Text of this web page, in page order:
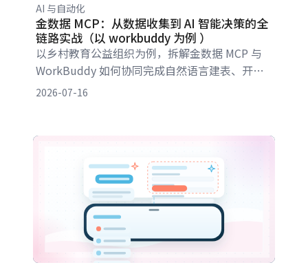
AI 与自动化
金数据 MCP：从数据收集到 AI 智能决策的全
链路实战（以 workbuddy 为例 ）
以乡村教育公益组织为例，拆解金数据 MCP 与
WorkBuddy 如何协同完成自然语言建表、开放
题分析、定时自动化和跨表单决策，让收集到的
2026-07-16